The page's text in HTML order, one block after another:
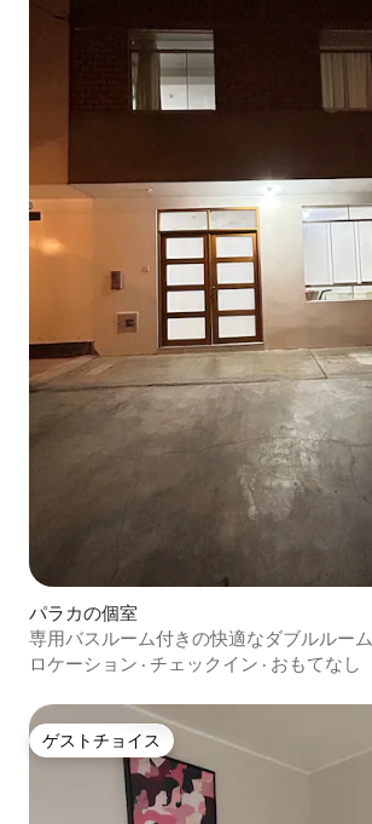
パラカの個室
専用バスルーム付きの快適なダブルルーム
ロケーション · チェックイン · おもてなし
ゲストチョイス
ゲストチョイス